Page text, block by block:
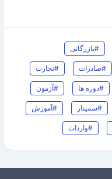
#بازرگانی
#صادرات #تجارت
#دوره ها #آزمون
#سمینار #آموزش
#واردات